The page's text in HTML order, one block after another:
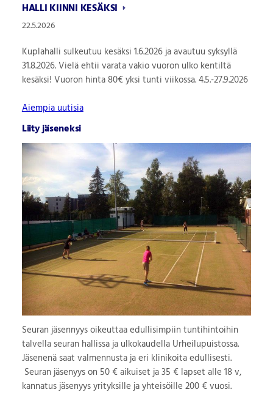
HALLI KIINNI KESÄKSI
22.5.2026
Kuplahalli sulkeutuu kesäksi 1.6.2026 ja avautuu syksyllä
31.8.2026. Vielä ehtii varata vakio vuoron ulko kentiltä
kesäksi! Vuoron hinta 80€ yksi tunti viikossa. 4.5.-27.9.2026
Aiempia uutisia
Liity jäseneksi
Seuran jäsennyys oikeuttaa edullisimpiin tuntihintoihin
talvella seuran hallissa ja ulkokaudella Urheilupuistossa.
Jäsenenä saat valmennusta ja eri klinikoita edullisesti.
Seuran jäsenyys on 50 € aikuiset ja 35 € lapset alle 18 v,
kannatus jäsenyys yrityksille ja yhteisöille 200 € vuosi.